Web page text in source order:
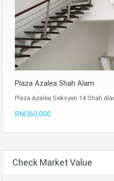
Plaza Azalea Shah Alam
Plaza Azalea Seksyen 14 Shah
RM360,000
Check Market Value